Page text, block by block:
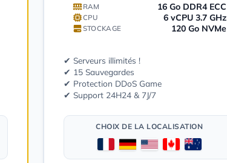
RAM 16 Go DDR4 ECC
CPU 6 vCPU 3.7 GHz
STOCKAGE 120 Go NVMe
✔ Serveurs illimités !
✔ 15 Sauvegardes
✔ Protection DDoS Game
✔ Support 24H24 & 7J/7
CHOIX DE LA LOCALISATION